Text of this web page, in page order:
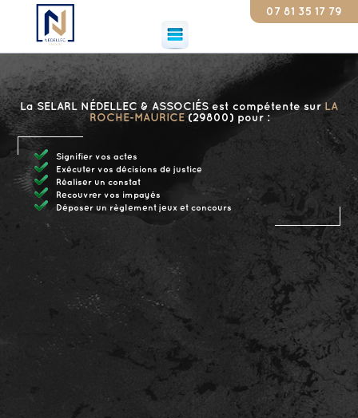
07 81 35 17 79
La SELARL NÉDELLEC & ASSOCIÉS est compétente sur LA
ROCHE-MAURICE(29800) pour :
Signifier vos actes
Exécuter vos décisions de justice
Réaliser un constat
Recouvrer vos impayés
Déposer un règlement jeux et concours